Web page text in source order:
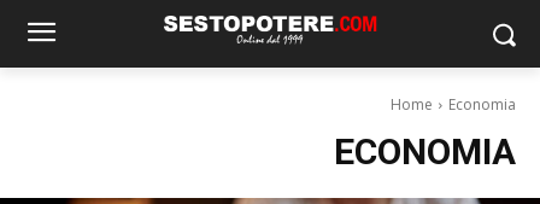
Home Economia
ECONOMIA